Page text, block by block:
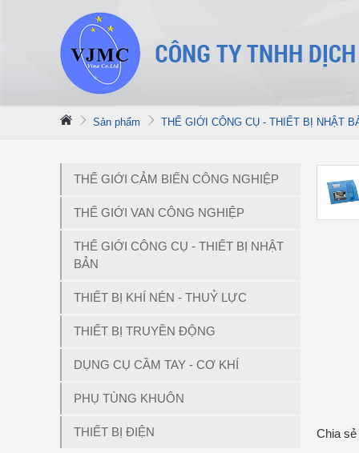
Sản phẩm THẾ GIỚI CÔNG CỤ - THIẾT BỊ NHẬT
THẾ GIỚI CẢM BIẾN CÔNG NGHIỆP
THẾ GIỚI VAN CÔNG NGHIỆP
THẾ GIỚI CÔNG CỤ - THIẾT BỊ NHẬT
BẢN
THIẾT BỊ KHÍ NÉN - THUỶ LỰC
THIẾT BỊ TRUYỀN ĐỘNG
DỤNG CỤ CẦM TAY - CƠ KHÍ
PHỤ TÙNG KHUÔN
THIẾT BỊ ĐIỆN Chia